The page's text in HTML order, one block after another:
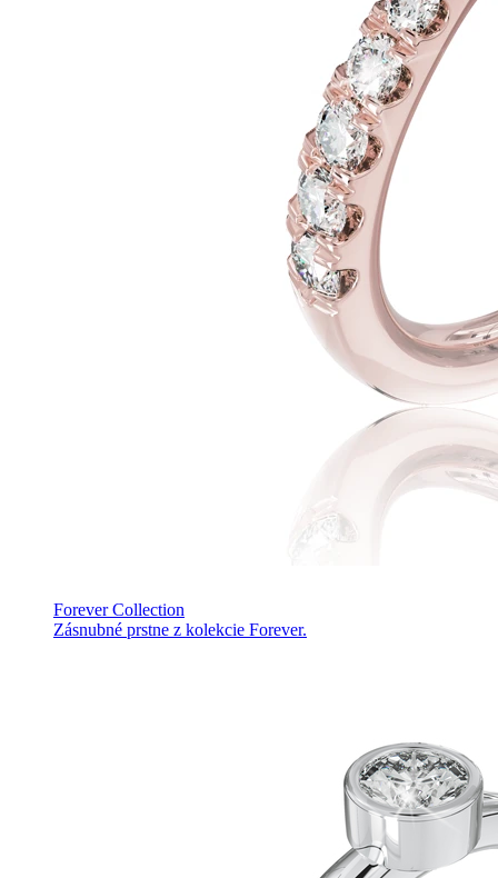
Forever Collection
Zásnubné prstne z kolekcie Forever.